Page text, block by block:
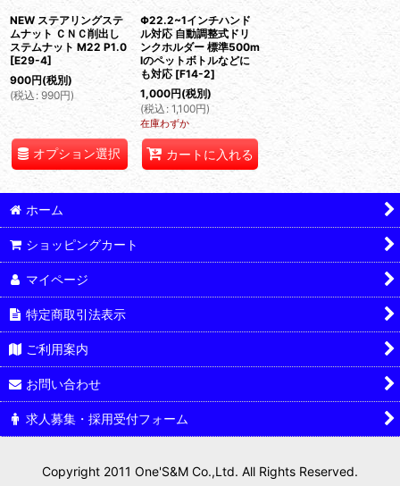
NEW ステアリングステ
ムナット ＣＮＣ削出し
ステムナット M22 P1.0
[E29-4]
900円(税別)
(税込 : 990円)
オプション選択
Φ22.2~1インチハンド
ル対応 自動調整式ドリ
ンクホルダー 標準500m
lのペットボトルなどに
も対応 [F14-2]
1,000円(税別)
(税込 : 1,100円)
在庫わずか
カートに入れる
ホーム
ショッピングカート
マイページ
特定商取引法表示
ご利用案内
お問い合わせ
求人募集・採用受付フォーム
Copyright 2011 One'S&M Co.,Ltd. All Rights Reserved.